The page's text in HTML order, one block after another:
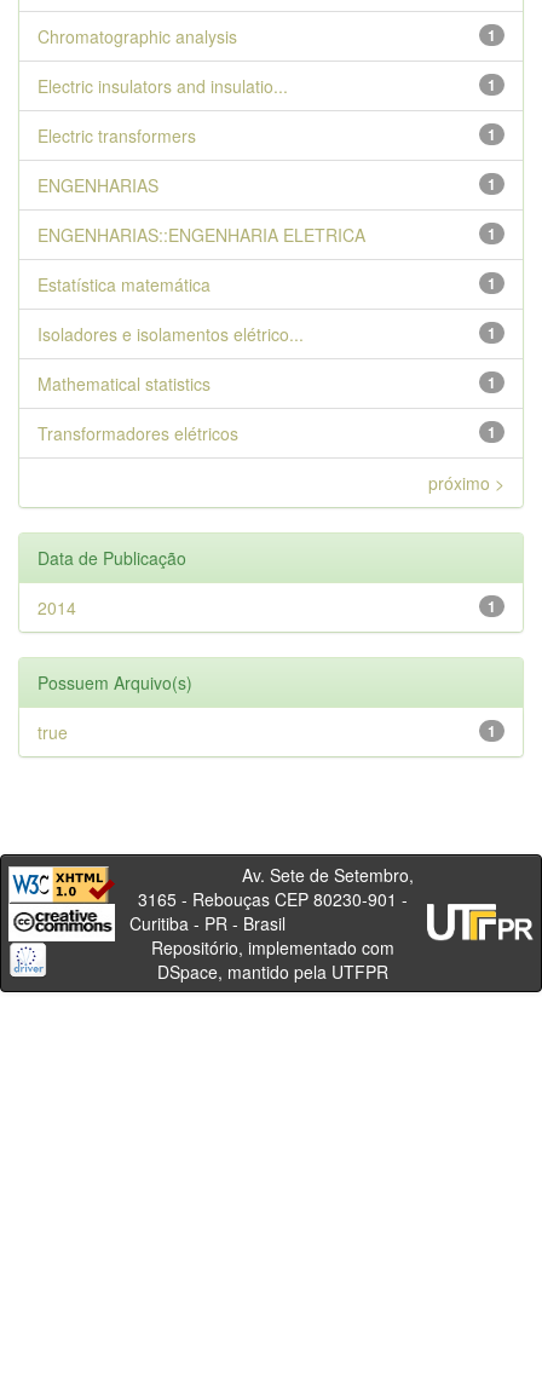
1
Chromatographic analysis
1
Electric insulators and insulatio...
1
Electric transformers
1
ENGENHARIAS
1
ENGENHARIAS::ENGENHARIA ELETRICA
1
Estatística matemática
1
Isoladores e isolamentos elétrico...
1
Mathematical statistics
1
Transformadores elétricos
próximo >
Data de Publicação
1
2014
Possuem Arquivo(s)
1
true
Av. Sete de Setembro,
3165 - Rebouças CEP 80230-901 -
Curitiba - PR - Brasil
Repositório, implementado com
DSpace, mantido pela UTFPR